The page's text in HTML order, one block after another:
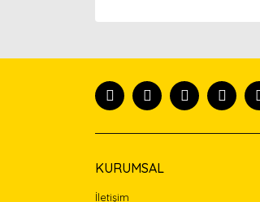
Ürün açıklamasında
Bu ürüne benzer farklı
KURUMSAL
İletişim